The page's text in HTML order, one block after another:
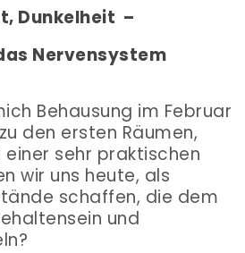
Dunkelheit –
Nervensystem
Behausung im Februar
den ersten Räumen,
einer sehr praktischen
wir uns heute, als
schaffen, die dem
und